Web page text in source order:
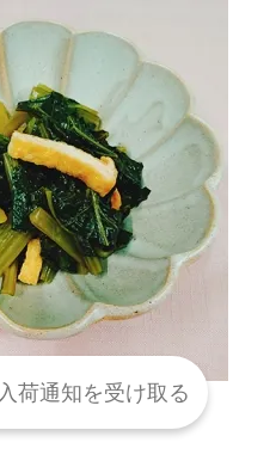
荷通知を受け取る